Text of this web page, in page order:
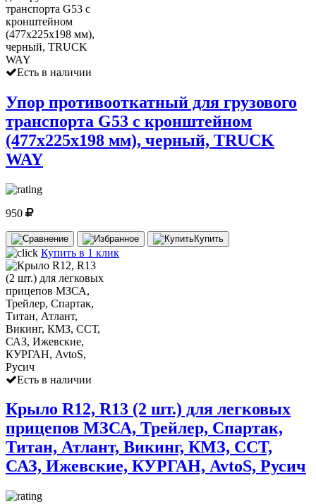
Есть в наличии
Упор противооткатный для грузового
транспорта G53 с кронштейном
(477х225х198 мм), черный, TRUCK
WAY
950
Купить
Купить в 1 клик
Есть в наличии
Крыло R12, R13 (2 шт.) для легковых
прицепов МЗСА, Трейлер, Спартак,
Титан, Атлант, Викинг, КМЗ, ССТ,
САЗ, Ижевские, КУРГАН, AvtoS, Русич